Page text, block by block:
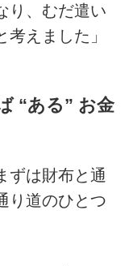
り、むだ遣い
えました」
“ある” お金
ずは財布と通
り道のひとつ